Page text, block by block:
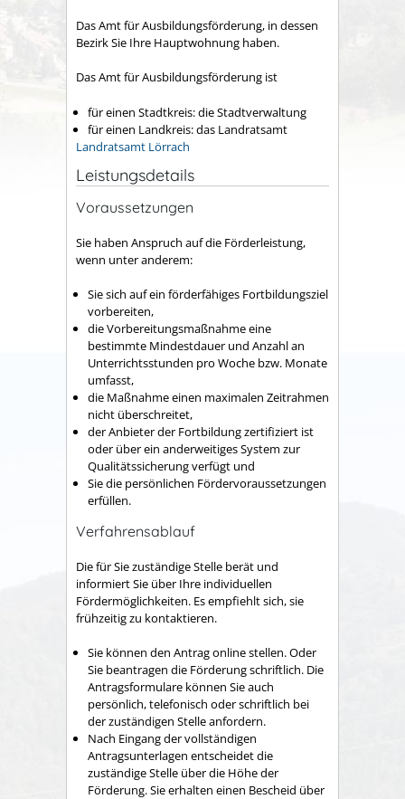
Das Amt für Ausbildungsförderung, in dessen
Bezirk Sie Ihre Hauptwohnung haben.
Das Amt für Ausbildungsförderung ist
für einen Stadtkreis: die Stadtverwaltung
für einen Landkreis: das Landratsamt
Landratsamt Lörrach
Leistungsdetails
Voraussetzungen
Sie haben Anspruch auf die Förderleistung,
wenn unter anderem:
Sie sich auf ein förderfähiges Fortbildungsziel
vorbereiten,
die Vorbereitungsmaßnahme eine
bestimmte Mindestdauer und Anzahl an
Unterrichtsstunden pro Woche bzw. Monate
umfasst,
die Maßnahme einen maximalen Zeitrahmen
nicht überschreitet,
der Anbieter der Fortbildung zertifiziert ist
oder über ein anderweitiges System zur
Qualitätssicherung verfügt und
Sie die persönlichen Fördervoraussetzungen
erfüllen.
Verfahrensablauf
Die für Sie zuständige Stelle berät und
informiert Sie über Ihre individuellen
Fördermöglichkeiten. Es empfiehlt sich, sie
frühzeitig zu kontaktieren.
Sie können den Antrag online stellen. Oder
Sie beantragen die Förderung schriftlich. Die
Antragsformulare können Sie auch
persönlich, telefonisch oder schriftlich bei
der zuständigen Stelle anfordern.
Nach Eingang der vollständigen
Antragsunterlagen entscheidet die
zuständige Stelle über die Höhe der
Förderung. Sie erhalten einen Bescheid über